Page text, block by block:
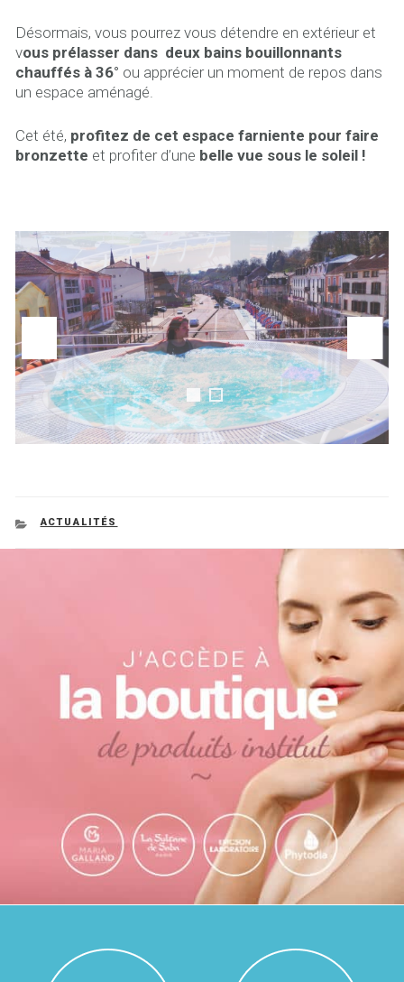
Désormais, vous pourrez vous détendre en extérieur et
vous prélasser dans deux bains bouillonnants
chauffés à 36° ou apprécier un moment de repos dans
un espace aménagé.
Cet été, profitez de cet espace farniente pour faire
bronzette et profiter d’une belle vue sous le soleil !
CATEGORIES
ACTUALITÉS